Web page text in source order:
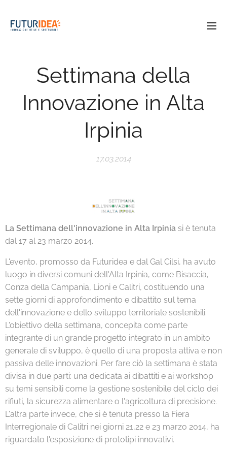
Settimana della
Innovazione in Alta
Irpinia
17.03.2014
La Settimana dell'innovazione in Alta Irpinia si è tenuta
dal 17 al 23 marzo 2014.
L'evento, promosso da Futuridea e dal Gal Cilsi, ha avuto
luogo in diversi comuni dell'Alta Irpinia, come Bisaccia,
Conza della Campania, Lioni e Calitri, costituendo una
sette giorni di approfondimento e dibattito sul tema
dell'innovazione e dello sviluppo territoriale sostenibili.
L'obiettivo della settimana, concepita come parte
integrante di un grande progetto integrato in un ambito
generale di sviluppo, è quello di una proposta attiva e non
passiva delle innovazioni. Per fare ciò la settimana è stata
divisa in due parti: una dedicata ai dibattiti e ai workshop
su temi sensibili come la gestione sostenibile del ciclo dei
rifiuti, la sicurezza alimentare o l'agricoltura di precisione.
L'altra parte invece, che si è tenuta presso la Fiera
Interregionale di Calitri nei giorni 21,22 e 23 marzo 2014, ha
riguardato l'esposizione di prototipi innovativi.